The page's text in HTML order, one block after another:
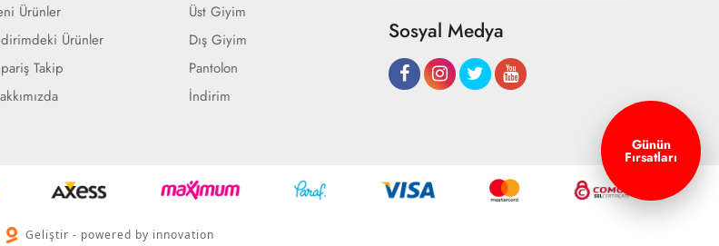
Ürünler
Ürünler
Takip
Üst Giyim
Dış Giyim
Pantolon
İndirim
Sosyal Medya
Geliştir - powered by innovation
Günün
Fırsatları